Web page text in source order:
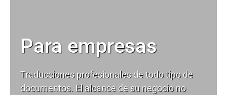
Para empresas
Traducciones profesionales de todo tipo de
documentos. El alcance de su negocio no